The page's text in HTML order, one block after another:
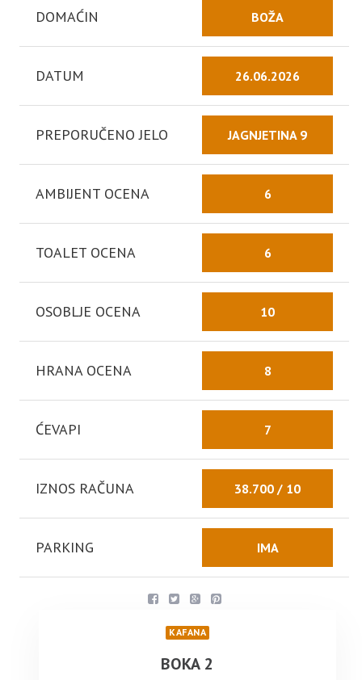
DOMAĆIN BOŽA
DATUM 26.06.2026
PREPORUČENO JELO JAGNJETINA 9
AMBIJENT OCENA 6
TOALET OCENA 6
OSOBLJE OCENA 10
HRANA OCENA 8
ĆEVAPI 7
IZNOS RAČUNA 38.700 / 10
PARKING IMA
KAFANA
BOKA 2